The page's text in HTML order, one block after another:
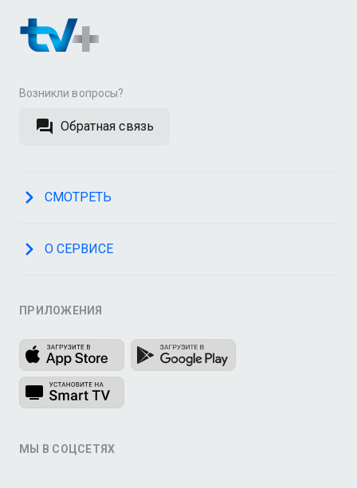
Возникли вопросы?
Обратная связь
СМОТРЕТЬ
О СЕРВИСЕ
ПРИЛОЖЕНИЯ
МЫ В СОЦСЕТЯХ